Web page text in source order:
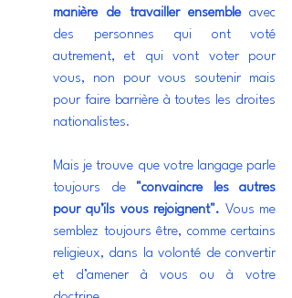
manière de travailler ensemble avec
des personnes qui ont voté
autrement, et qui vont voter pour
vous, non pour vous soutenir mais
pour faire barrière à toutes les droites
nationalistes.
Mais je trouve que votre langage parle
toujours de "convaincre les autres
pour qu’ils vous rejoignent". Vous me
semblez toujours être, comme certains
religieux, dans la volonté de convertir
et d’amener à vous ou à votre